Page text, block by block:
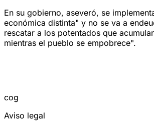
En su gobierno, aseveró, se
económica distinta" y no se va a
rescatar a los potentados que
mientras el pueblo se empobrece".
cog
Aviso legal